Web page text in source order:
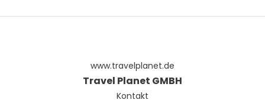
www.travelplanet.de
Travel Planet GMBH
Kontakt